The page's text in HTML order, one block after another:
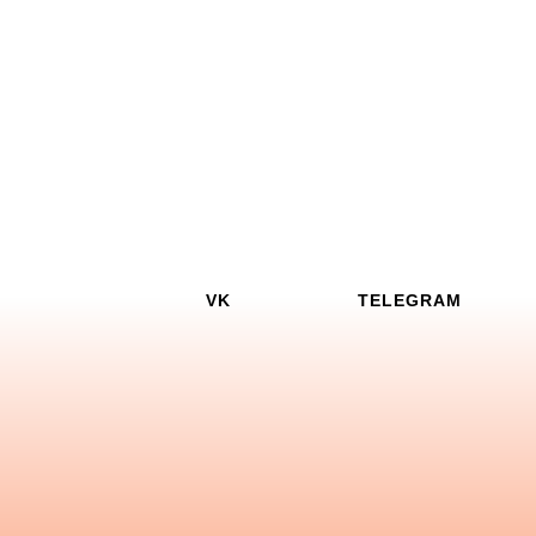
TELEGRAM
VK